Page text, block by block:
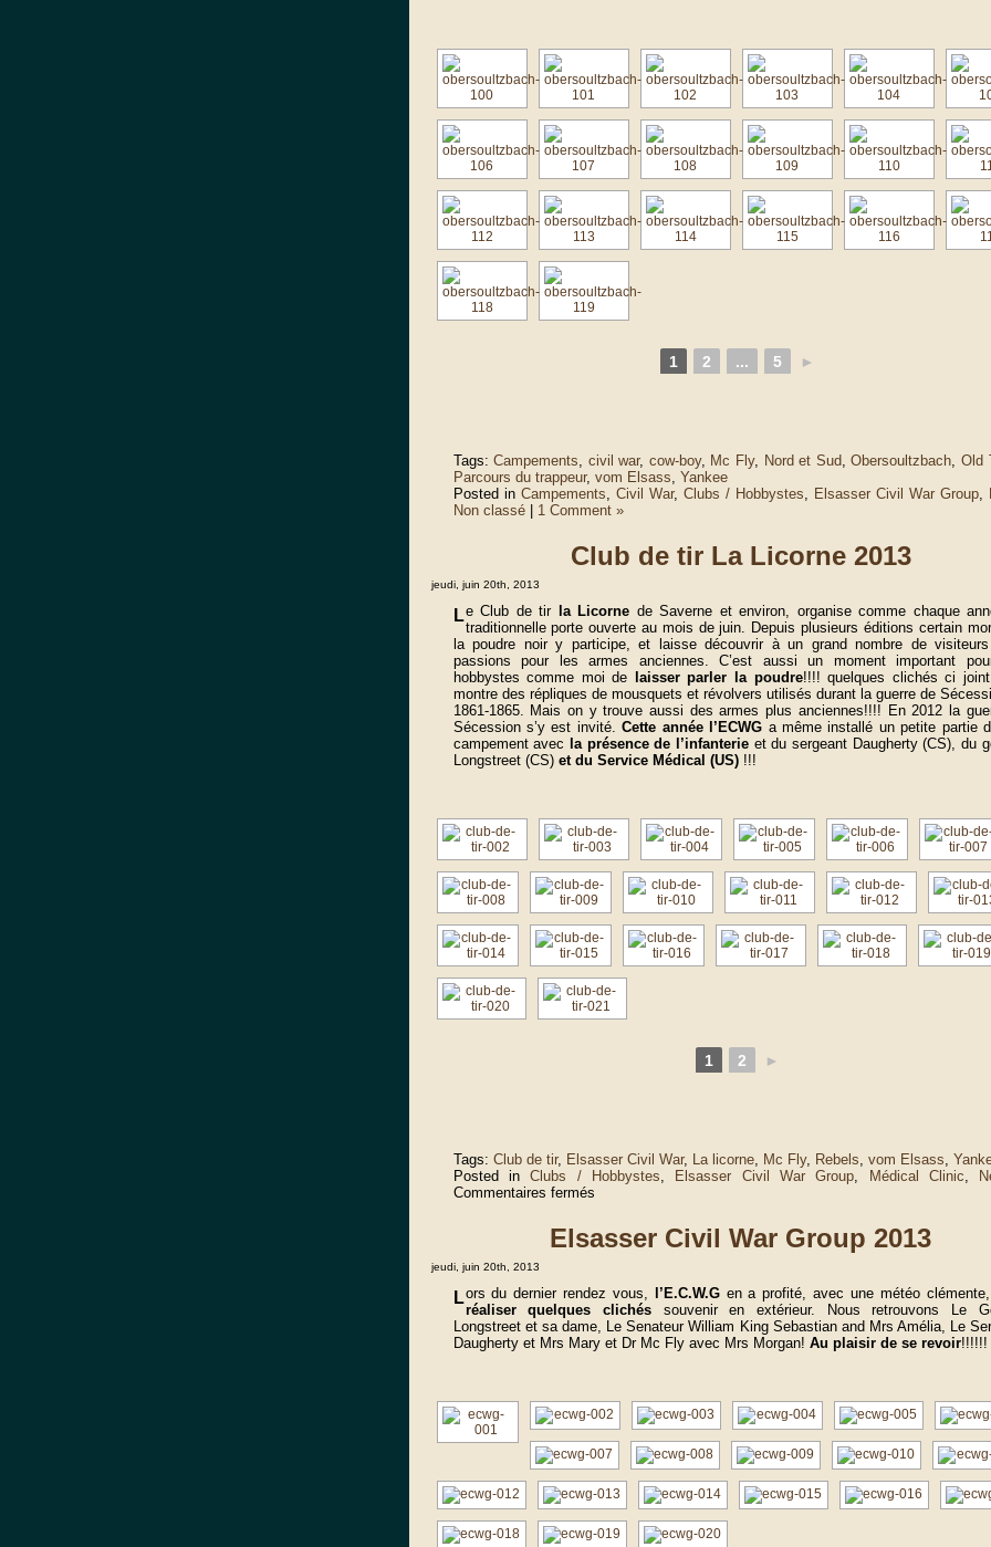
1 2 ... 5 ►
Tags:Campements, civil war, cow-boy, Mc Fly, Nord et Sud,Obersoultzbach,Old
Parcours du trappeur, vom Elsass, Yankee
Posted in Campements, Civil War, Clubs / Hobbystes, Elsasser Civil War Group,
Non classé| 1 Comment »
Club de tir La Licorne 2013
jeudi, juin 20th, 2013
Le Club de tir la Licorne de Saverne et environ, organise comme chaque
traditionnelle porte ouverte au mois de juin. Depuis plusieurs éditions certain
la poudre noir y participe, et laisse découvrir à un grand nombre de
passions pour les armes anciennes. C’est aussi un moment important
hobbystes comme moi de
laisser parler la poudre!!!! quelques clichés ci
montre des répliques de mousquets et révolvers utilisés durant la guerre de
1861-1865. Mais on y trouve aussi des armes plus anciennes!!!! En 2012 la
Sécession s’y est invité. Cette année l’ECWG a même installé un petite partie
campement avec
la présence de l’infanterie et du sergeant Daugherty (CS), du
Longstreet (CS)et du Service Médical (US) !!!
1 2 ►
Tags: Club de tir, Elsasser Civil War, La licorne, Mc Fly, Rebels, vom Elsass,
Posted inClubs / Hobbystes, Elsasser Civil War Group, Médical Clinic,
Commentaires ferméssur
tir
2013
Elsasser Civil War Group 2013
jeudi, juin 20th, 2013
Lors du dernier rendez vous, l’E.C.W.G en a profité, avec une météo clémente,
réaliser quelques clichés souvenir en extérieur. Nous retrouvons Le
Longstreet et sa dame, Le Senateur William King Sebastian and Mrs Amélia, Le
Daugherty et Mrs Mary et Dr Mc Fly avec Mrs Morgan! Au plaisir de se revoir!!!!!!